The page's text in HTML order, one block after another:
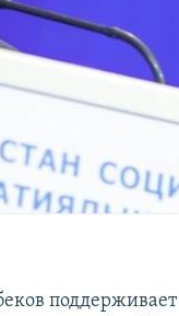
поддерживает